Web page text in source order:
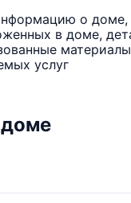
о доме,
в доме,
услуг